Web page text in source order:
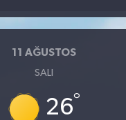
11 AĞUSTOS
SALI
26°